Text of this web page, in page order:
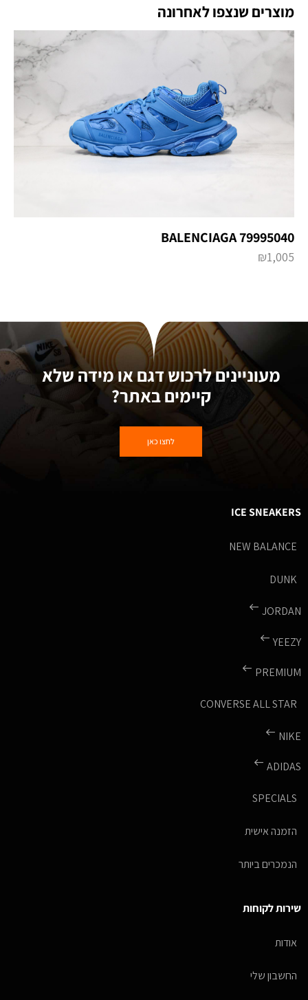
מוצרים שנצפו לאחרונה
BALENCIAGA 79995040
₪1,005
מעוניינים לרכוש דגם או מידה שלא
קיימים באתר?
לחצו כאן
ICE SNEAKERS
NEW BALANCE
DUNK
JORDAN
YEEZY
PREMIUM
CONVERSE ALL STAR
NIKE
ADIDAS
SPECIALS
הזמנה אישית
הנמכרים ביותר
שירות לקוחות
אודות
החשבון שלי